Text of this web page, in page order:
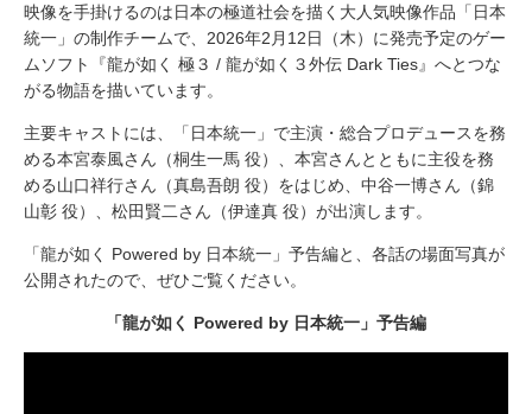
映像を手掛けるのは日本の極道社会を描く大人気映像作品「日本
統一」の制作チームで、2026年2月12日（木）に発売予定のゲー
ムソフト『龍が如く 極３ / 龍が如く３外伝 Dark Ties』へとつな
がる物語を描いています。
主要キャストには、「日本統一」で主演・総合プロデュースを務
める本宮泰風さん（桐生一馬 役）、本宮さんとともに主役を務
める山口祥行さん（真島吾朗 役）をはじめ、中谷一博さん（錦
山彰 役）、松田賢二さん（伊達真 役）が出演します。
「龍が如く Powered by 日本統一」予告編と、各話の場面写真が
公開されたので、ぜひご覧ください。
「龍が如く Powered by 日本統一」予告編